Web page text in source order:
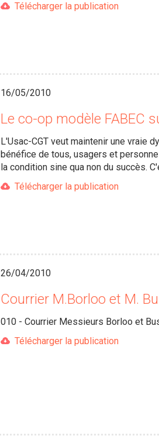
Télécharger la publication
16/05/2010
Le co-op modèle FABEC
L'Usac-CGT veut maintenir une vraie
bénéfice de tous, usagers et
la condition sine qua non du succès.
Télécharger la publication
26/04/2010
Courrier M.Borloo et M.
010 - Courrier Messieurs Borloo et
Télécharger la publication